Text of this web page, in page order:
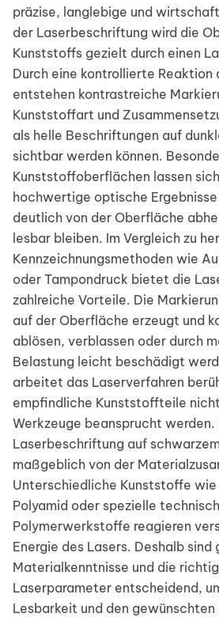
präzise, langlebige und
der Laserbeschriftung wird die
Kunststoffs gezielt durch einen
Durch eine kontrollierte Reaktion
entstehen kontrastreiche
Kunststoffart und
als helle Beschriftungen auf
sichtbar werden können.
Kunststoffoberflächen lassen
hochwertige optische
deutlich von der Oberfläche
lesbar bleiben. Im Vergleich zu
Kennzeichnungsmethoden wie
oder Tampondruck bietet die
zahlreiche Vorteile. Die
auf der Oberfläche erzeugt und
ablösen, verblassen oder durch
Belastung leicht beschädigt
arbeitet das Laserverfahren
empfindliche Kunststoffteile
Werkzeuge beansprucht
Laserbeschriftung auf
maßgeblich von der
Unterschiedliche Kunststoffe
Polyamid oder spezielle
Polymerwerkstoffe reagieren
Energie des Lasers. Deshalb sind
Materialkenntnisse und die
Laserparameter entscheidend,
Lesbarkeit und den gewünschten